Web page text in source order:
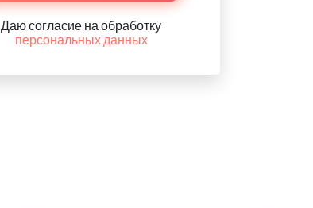
Даю согласие на обработку
персональных данных